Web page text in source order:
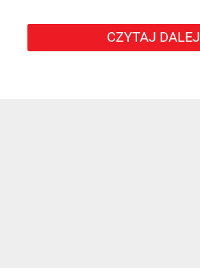
CZYTAJ DALEJ